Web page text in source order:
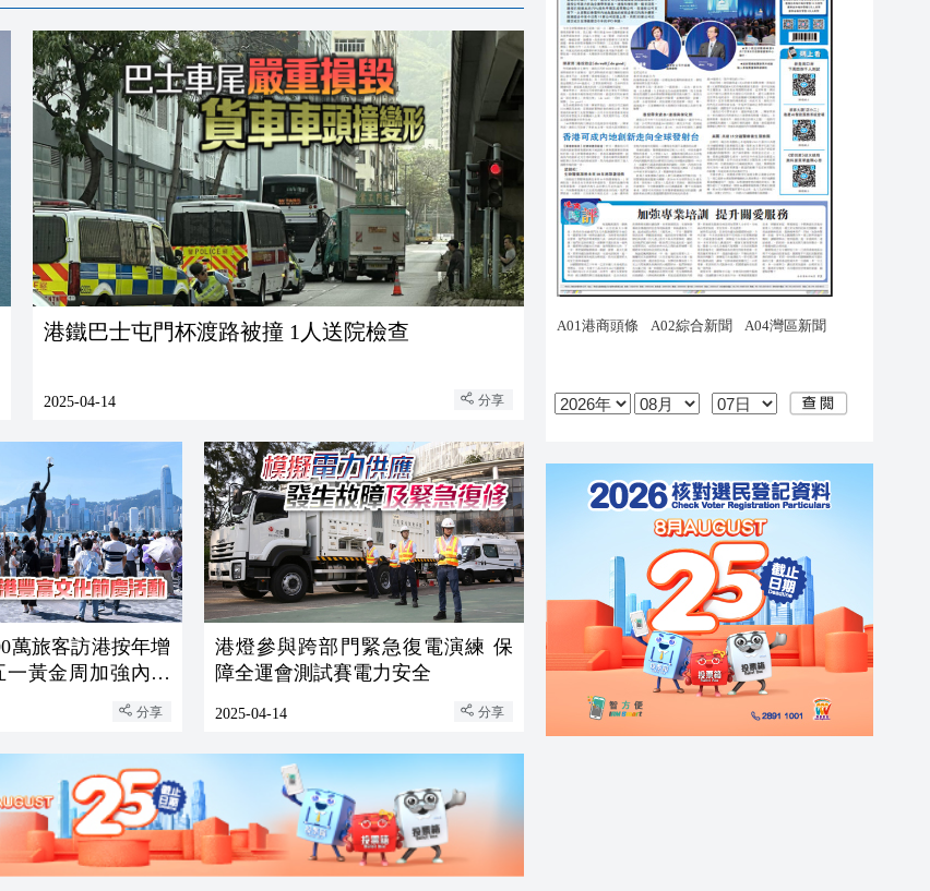
港鐵巴士屯門杯渡路被撞 1人送院檢查
2025-04-14 分享
萬旅客訪港按年增
一黃金周加強內地
分享
港燈參與跨部門緊急復電演練 保
障全運會測試賽電力安全
2025-04-14 分享